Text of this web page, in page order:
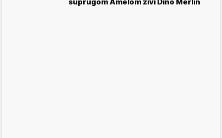
suprugom Amelom živi Dino Merlin